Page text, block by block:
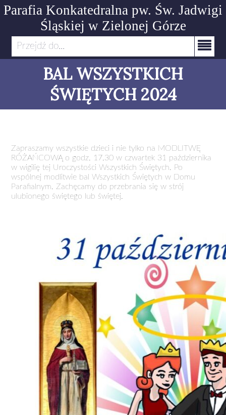
Parafia Konkatedralna pw. Św. Jadwigi
Śląskiej w Zielonej Górze
Przejdź do...
BAL WSZYSTKICH
ŚWIĘTYCH 2024
Zapraszamy wszystkie dzieci i nie tylko na MODLITWĘ
RÓŻAŃCOWĄ o godz. 17.30 w czwartek 31 października
w wigilię tej Uroczystości Wszystkich Świętych. Po
wspólnej modlitwie bal Wszystkich Świętych w Domu
Parafialnym. Zachęcamy do przebrania się w strój
ulubionego świętego lub świętej.